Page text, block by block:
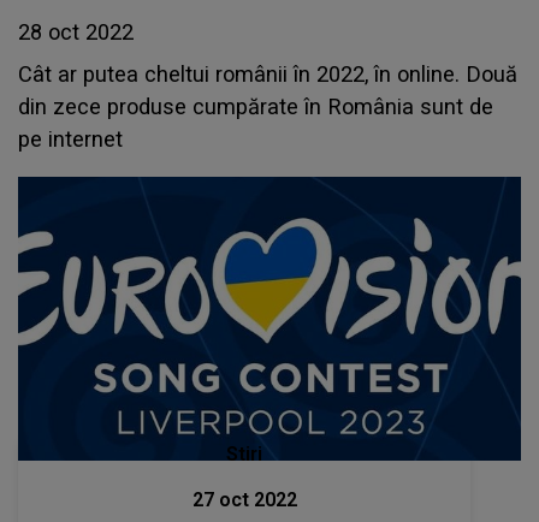
28 oct 2022
Cât ar putea cheltui românii în 2022, în online. Două
din zece produse cumpărate în România sunt de
pe internet
Stiri
27 oct 2022